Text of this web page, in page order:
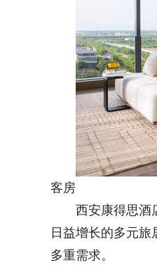
客房
西安康得思酒
日益增长的多元
多重需求。